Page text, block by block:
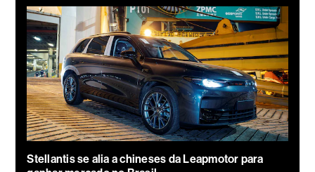
Stellantis se alia a chineses da Leapmotor para